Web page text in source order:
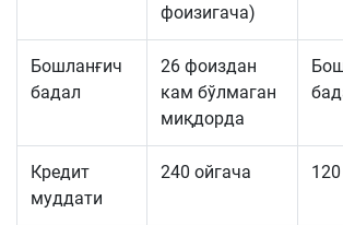
фоизигача)
Бошланғич
бадал
26 фоиздан
кам бўлмаган
миқдорда
Кредит
муддати
240 ойгача